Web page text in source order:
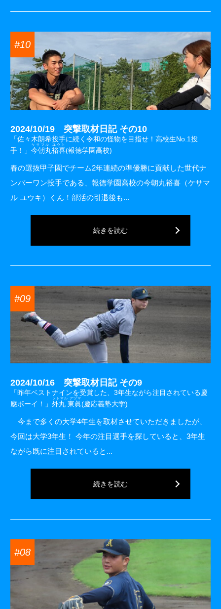
#10
2024/10/19 突撃取材日記 その10
「佐々木朗希投手に続く令和の怪物を目指せ！高校生No.1投
手！」 今朝丸裕喜
ケサマル ユウキ
(報徳学園高校)
春の選抜甲子園でチーム2年連続の準優勝に貢献した世代ナ
ンバーワン投手である、報徳学園高校の今朝丸裕喜（ケサマ
ル ユウキ）くん！部活の引退後も...
続きを読む
#09
2024/10/16 突撃取材日記 その9
「昨年ベストナインを受賞した、3年生ながら注目されている慶
應ボーイ！」 外丸 東眞
ソトマル アヅマ
(慶応義塾大学)
今まで多くの大学4年生を取材させていただきましたが、
今回は大学3年生！ 今年の注目選手を探していると、3年生
ながら既に注目されていると...
続きを読む
#08